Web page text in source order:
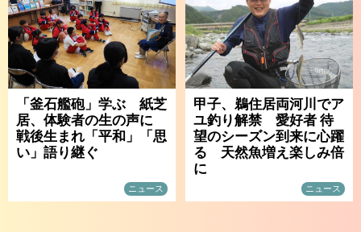
「釜石艦砲」学ぶ 紙芝
居、体験者の生の声に
戦後生まれ「平和」「思
い」語り継ぐ
ニュース
甲子、鵜住居両河川でア
ユ釣り解禁 愛好者 待
望のシーズン到来に心躍
る 天然魚増え楽しみ倍
に
ニュース